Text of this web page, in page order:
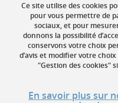
Gestion des cookies
Accessibilité : non
Ce site utilise des cookies
pour vous permettre de
sociaux, et pour
donnons la possibilité
conservons votre choix
d’avis et modifier votre
"Gestion des cookies"
En savoir plus sur